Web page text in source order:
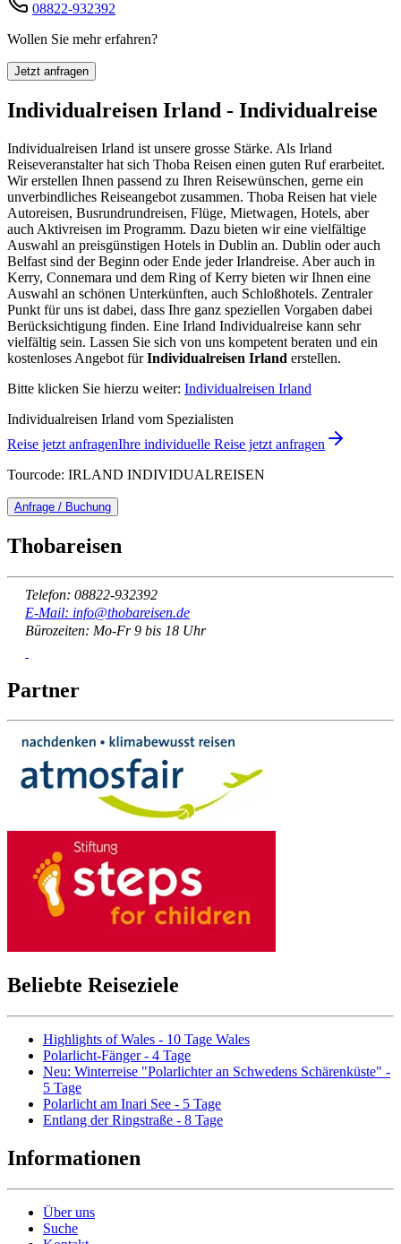
08822-932392
Wollen Sie mehr erfahren?
Jetzt anfragen
Individualreisen Irland - Individualreise
Individualreisen Irland ist unsere grosse Stärke. Als Irland
Reiseveranstalter hat sich Thoba Reisen einen guten Ruf erarbeitet.
Wir erstellen Ihnen passend zu Ihren Reisewünschen, gerne ein
unverbindliches Reiseangebot zusammen. Thoba Reisen hat viele
Autoreisen, Busrundrundreisen, Flüge, Mietwagen, Hotels, aber
auch Aktivreisen im Programm. Dazu bieten wir eine vielfältige
Auswahl an preisgünstigen Hotels in Dublin an. Dublin oder auch
Belfast sind der Beginn oder Ende jeder Irlandreise. Aber auch in
Kerry, Connemara und dem Ring of Kerry bieten wir Ihnen eine
Auswahl an schönen Unterkünften, auch Schloßhotels. Zentraler
Punkt für uns ist dabei, dass Ihre ganz speziellen Vorgaben dabei
Berücksichtigung finden. Eine Irland Individualreise kann sehr
vielfältig sein. Lassen Sie sich von uns kompetent beraten und ein
kostenloses Angebot fürIndividualreisen Irland erstellen.
Bitte klicken Sie hierzu weiter: Individualreisen Irland
Individualreisen Irland vom Spezialisten
Reise jetzt anfragenIhre individuelle Reise jetzt anfragen
Tourcode: IRLAND INDIVIDUALREISEN
Anfrage / Buchung
Thobareisen
Telefon: 08822-932392
E-Mail: info@thobareisen.de
Bürozeiten: Mo-Fr 9 bis 18 Uhr
Partner
Beliebte Reiseziele
Highlights of Wales - 10 Tage Wales
Polarlicht-Fänger - 4 Tage
Neu: Winterreise "Polarlichter an Schwedens Schärenküste" -
5 Tage
Polarlicht am Inari See - 5 Tage
Entlang der Ringstraße - 8 Tage
Informationen
Über uns
Suche